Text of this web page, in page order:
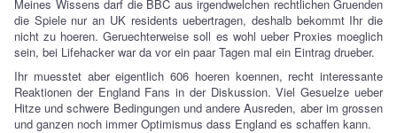
Meines Wissens darf die BBC aus irgendwelchen rechtlichen Gruenden
die Spiele nur an UK residents uebertragen, deshalb bekommt Ihr die
nicht zu hoeren. Geruechterweise soll es wohl ueber Proxies moeglich
sein, bei Lifehacker war da vor ein paar Tagen mal ein Eintrag drueber.
Ihr muesstet aber eigentlich 606 hoeren koennen, recht interessante
Reaktionen der England Fans in der Diskussion. Viel Gesuelze ueber
Hitze und schwere Bedingungen und andere Ausreden, aber im grossen
und ganzen noch immer Optimismus dass England es schaffen kann.